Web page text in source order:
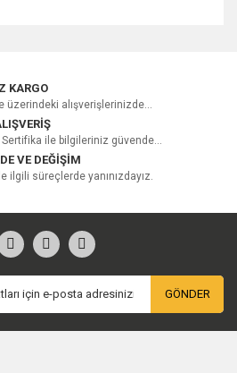
ilk yorumu siz yapın!
Yorum Yaz
KARGO
üzerindeki alışverişlerinizde...
Sertifika ile bilgileriniz güvende...
VE DEĞİŞİM
ilgili süreçlerde yanınızdayız.
GÖNDER